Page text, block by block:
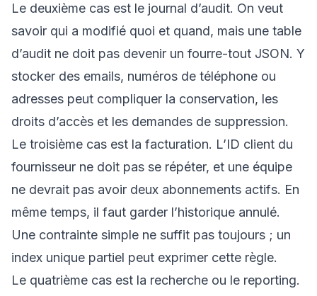
Le deuxième cas est le journal d’audit. On veut
savoir qui a modifié quoi et quand, mais une table
d’audit ne doit pas devenir un fourre-tout JSON. Y
stocker des emails, numéros de téléphone ou
adresses peut compliquer la conservation, les
droits d’accès et les demandes de suppression.
Le troisième cas est la facturation. L’ID client du
fournisseur ne doit pas se répéter, et une équipe
ne devrait pas avoir deux abonnements actifs. En
même temps, il faut garder l’historique annulé.
Une contrainte simple ne suffit pas toujours ; un
index unique partiel peut exprimer cette règle.
Le quatrième cas est la recherche ou le reporting.